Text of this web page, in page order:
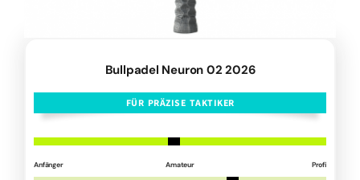
Bullpadel Neuron 02 2026
FÜR PRÄZISE TAKTIKER
Anfänger Amateur Profi